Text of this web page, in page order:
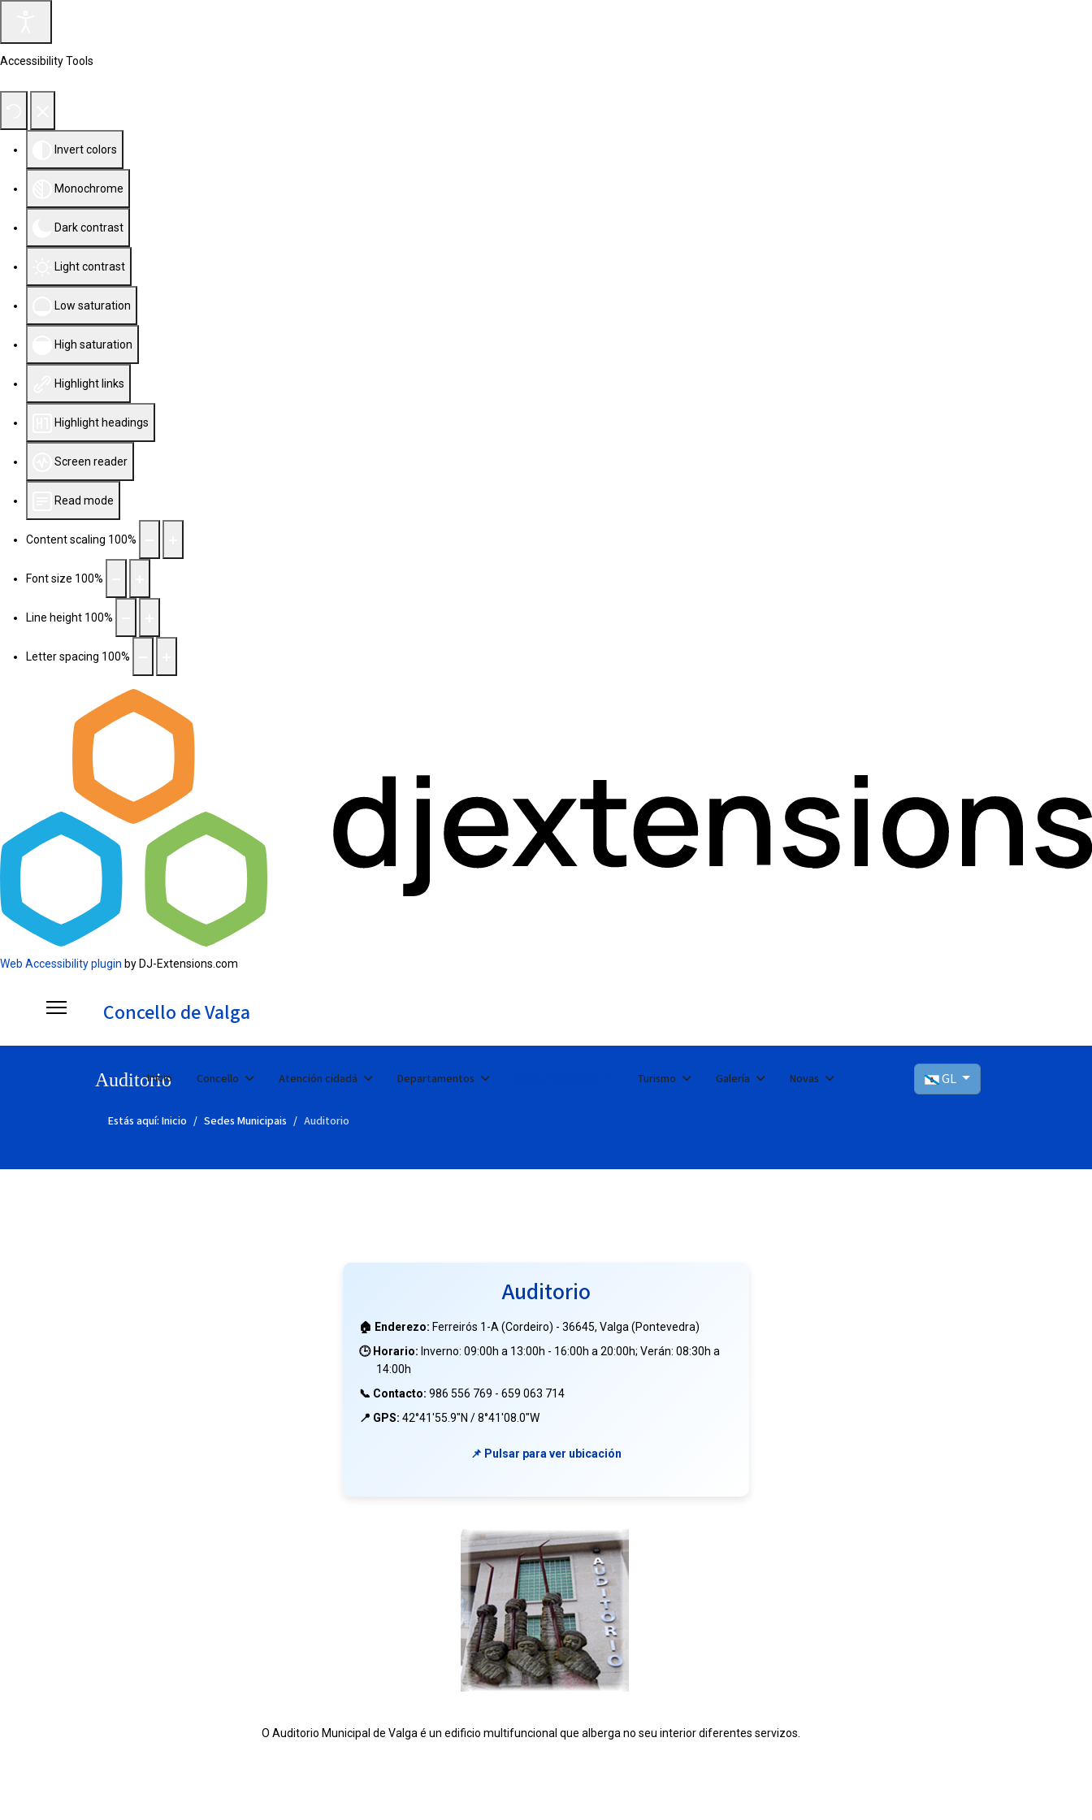
Accessibility Tools
Invert colors
Monochrome
Dark contrast
Light contrast
Low saturation
High saturation
Highlight links
Highlight headings
Screen reader
Read mode
Content scaling 100%
Font size 100%
Line height 100%
Letter spacing 100%
Web Accessibility plugin by DJ-Extensions.com
Concello de Valga
Inicio Concello Atención cidadá Departamentos Turismo Galería Novas Seleccioni el seu idioma
GL
Auditorio
Estás aquí: Inicio Sedes Municipais Auditorio
Auditorio
🏠 Enderezo: Ferreirós 1-A (Cordeiro) - 36645, Valga (Pontevedra)
🕒 Horario: Inverno: 09:00h a 13:00h - 16:00h a 20:00h; Verán: 08:30h a
14:00h
📞 Contacto: 986 556 769 - 659 063 714
📍 GPS: 42°41'55.9"N / 8°41'08.0"W
📌 Pulsar para ver ubicación
O Auditorio Municipal de Valga é un edificio multifuncional que alberga no seu interior diferentes servizos.